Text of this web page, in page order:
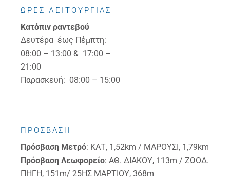
ΩΡΕΣ ΛΕΙΤΟΥΡΓΙΑΣ
Κατόπιν ραντεβού
Δευτέρα έως Πέμπτη:
08:00 – 13:00 & 17:00 –
21:00
Παρασκευή: 08:00 – 15:00
ΠΡΟΣΒΑΣΗ
Πρόσβαση Μετρό: ΚΑΤ, 1,52km / ΜΑΡΟΥΣΙ, 1,79km
Πρόσβαση Λεωφορείο: ΑΘ. ΔΙΑΚΟΥ, 113m / ΖΩΟΔ.
ΠΗΓΗ, 151m/ 25ΗΣ ΜΑΡΤΙΟΥ, 368m